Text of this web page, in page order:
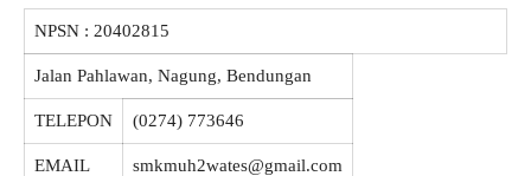
NPSN : 20402815
Jalan Pahlawan, Nagung, Bendungan
TELEPON (0274) 773646
EMAIL smkmuh2wates@gmail.com